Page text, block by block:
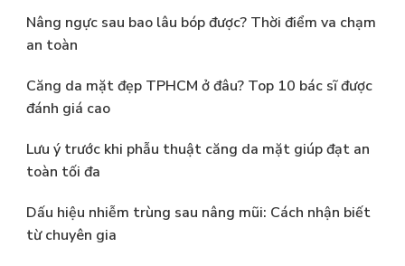
Nâng ngực sau bao lâu bóp được? Thời điểm va chạm
an toàn
Căng da mặt đẹp TPHCM ở đâu? Top 10 bác sĩ được
đánh giá cao
Lưu ý trước khi phẫu thuật căng da mặt giúp đạt an
toàn tối đa
Dấu hiệu nhiễm trùng sau nâng mũi: Cách nhận biết
từ chuyên gia